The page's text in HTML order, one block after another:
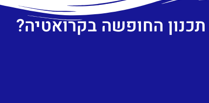
החופשה בקרואטיה?